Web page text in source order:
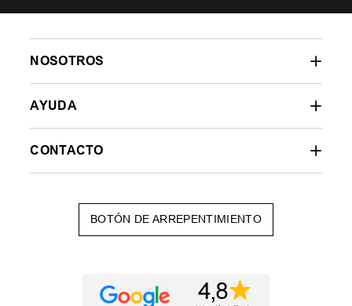
NOSOTROS
AYUDA
CONTACTO
BOTÓN DE ARREPENTIMIENTO